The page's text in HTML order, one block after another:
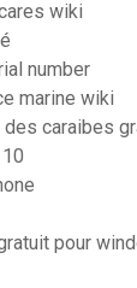
wiki
number
marine wiki
caraibes
pour